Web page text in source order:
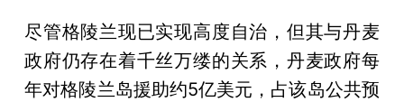
尽管格陵兰现已实现高度自治，但其与丹麦
政府仍存在着千丝万缕的关系，丹麦政府每
年对格陵兰岛援助约5亿美元，占该岛公共预